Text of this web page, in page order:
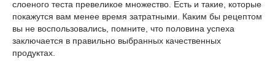
слоеного теста превеликое множество. Есть и такие, которые
покажутся вам менее время затратными. Каким бы рецептом
вы не воспользовались, помните, что половина успеха
заключается в правильно выбранных качественных
продуктах.